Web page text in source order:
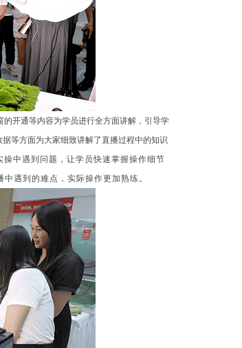
开通等内容为学员进行全方面讲解，引导学
等方面为大家细致讲解了直播过程中的知识
中遇到问题，让学员快速掌握操作细节
遇到的难点，实际操作更加熟练。